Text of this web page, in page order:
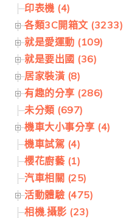
印表機 (4)
各類3C開箱文 (3233)
就是愛運動 (109)
就是要出國 (36)
居家裝潢 (8)
有趣的分享 (286)
未分類 (697)
機車大小事分享 (4)
機車試駕 (4)
櫻花廚藝 (1)
汽車相關 (25)
活動體驗 (475)
相機.攝影 (23)